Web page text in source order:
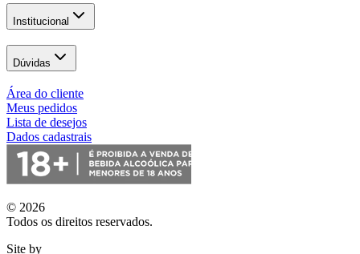
Institucional
Dúvidas
Área do cliente
Meus pedidos
Lista de desejos
Dados cadastrais
© 2026
Todos os direitos reservados.
Site by